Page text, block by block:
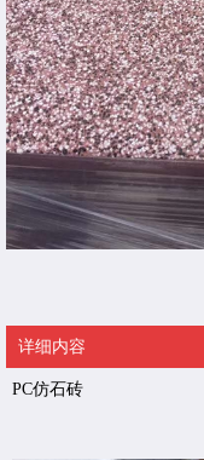
详细内容
PC仿石砖